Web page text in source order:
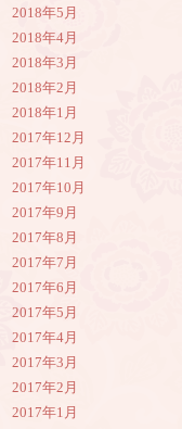
2018年5月
2018年4月
2018年3月
2018年2月
2018年1月
2017年12月
2017年11月
2017年10月
2017年9月
2017年8月
2017年7月
2017年6月
2017年5月
2017年4月
2017年3月
2017年2月
2017年1月